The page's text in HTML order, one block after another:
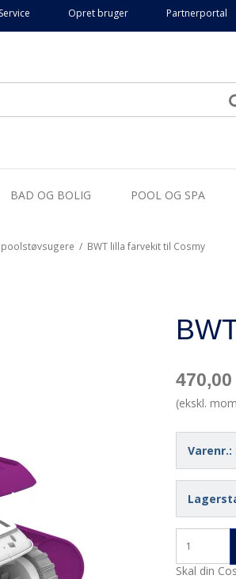
Service Opret bruger Partnerportal
BAD OG BOLIG POOL OG SPA
/ BWT lilla farvekit til Cosmy
(ekskl.
Varenr.:
Skal din